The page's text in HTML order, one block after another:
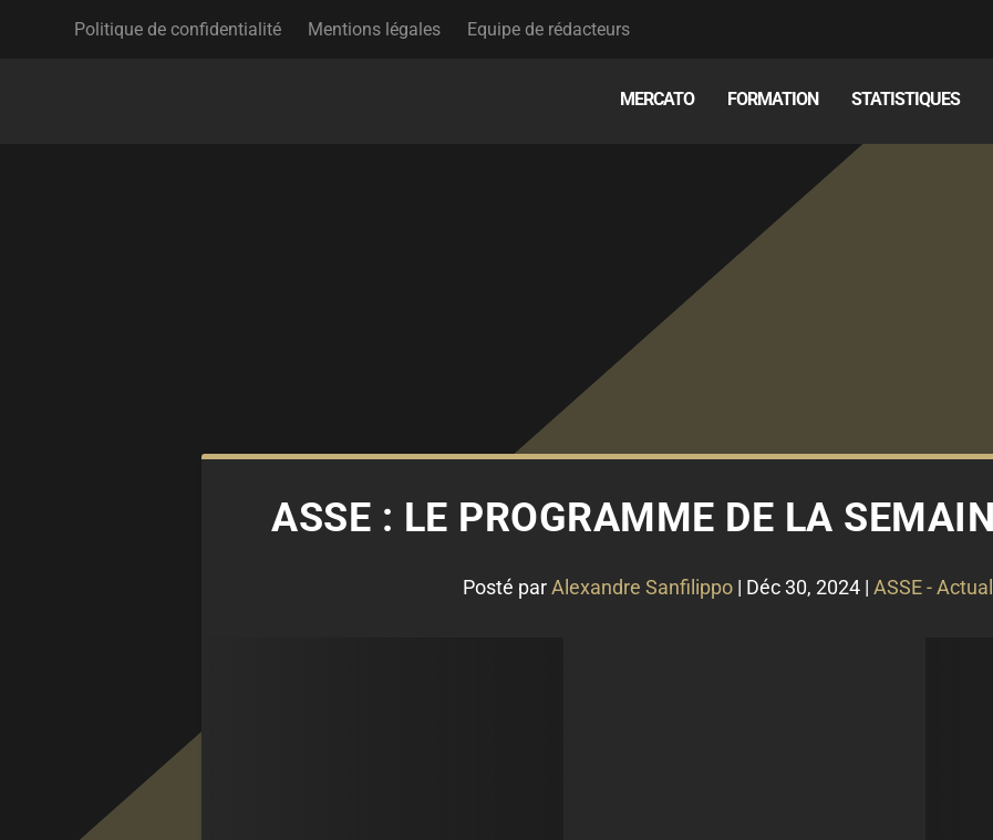
Politique de confidentialité Mentions légales Equipe de rédacteurs
MERCATO FORMATION STATISTIQUES
ASSE : LE PROGRAMME DE LA
Posté parAlexandre Sanfilippo | Déc 30, 2024 | ASSE -